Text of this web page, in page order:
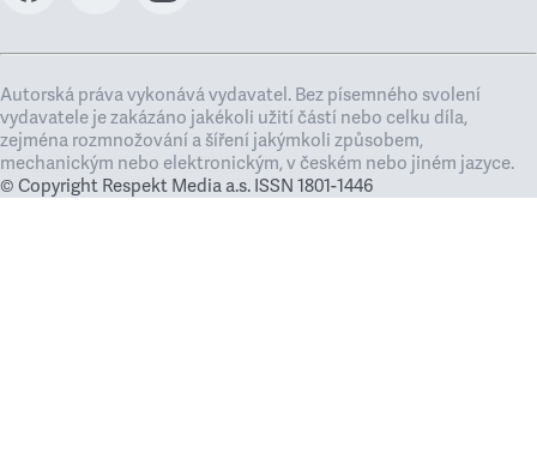
Autorská práva vykonává vydavatel. Bez písemného svolení
vydavatele je zakázáno jakékoli užití částí nebo celku díla,
zejména rozmnožování a šíření jakýmkoli způsobem,
mechanickým nebo elektronickým, v českém nebo jiném jazyce.
© Copyright Respekt Media a.s. ISSN 1801-1446